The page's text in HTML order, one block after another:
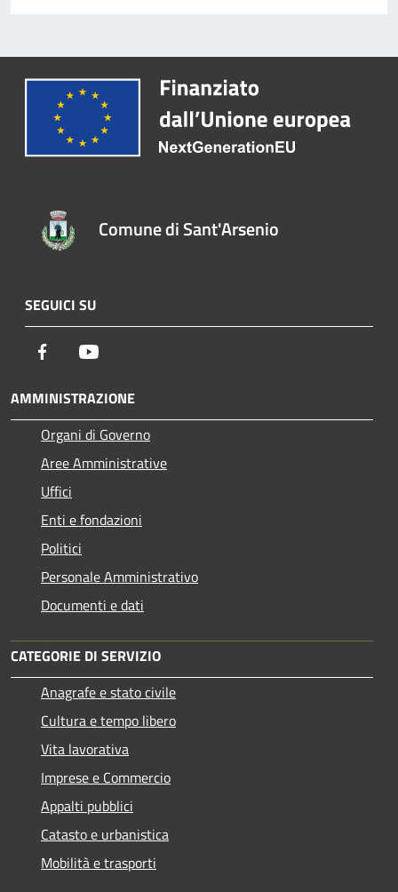
Comune di Sant'Arsenio
SEGUICI SU
Facebook
AMMINISTRAZIONE
Organi di Governo
Aree Amministrative
Uffici
Enti e fondazioni
Politici
Personale Amministrativo
Documenti e dati
CATEGORIE DI SERVIZIO
Anagrafe e stato civile
Cultura e tempo libero
Vita lavorativa
Imprese e Commercio
Appalti pubblici
Catasto e urbanistica
Mobilità e trasporti